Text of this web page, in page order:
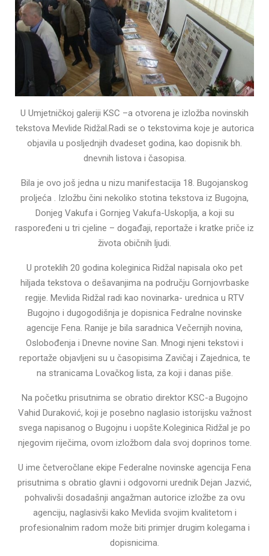
U Umjetničkoj galeriji KSC –a otvorena je izložba novinskih
tekstova Mevlide Ridžal.Radi se o tekstovima koje je autorica
objavila u posljednjih dvadeset godina, kao dopisnik bh.
dnevnih listova i časopisa.
Bila je ovo još jedna u nizu manifestacija 18. Bugojanskog
proljeća . Izložbu čini nekoliko stotina tekstova iz Bugojna,
Donjeg Vakufa i Gornjeg Vakufa-Uskoplja, a koji su
raspoređeni u tri cjeline – događaji, reportaže i kratke priče iz
života običnih ljudi.
U proteklih 20 godina koleginica Ridžal napisala oko pet
hiljada tekstova o dešavanjima na području Gornjovrbaske
regije. Mevlida Ridžal radi kao novinarka- urednica u RTV
Bugojno i dugogodišnja je dopisnica Fedralne novinske
agencije Fena. Ranije je bila saradnica Večernjih novina,
Oslobođenja i Dnevne novine San. Mnogi njeni tekstovi i
reportaže objavljeni su u časopisima Zavičaj i Zajednica, te
na stranicama Lovačkog lista, za koji i danas piše.
Na početku prisutnima se obratio direktor KSC-a Bugojno
Vahid Duraković, koji je posebno naglasio istorijsku važnost
svega napisanog o Bugojnu i uopšte.Koleginica Ridžal je po
njegovim riječima, ovom izložbom dala svoj doprinos tome.
U ime četveročlane ekipe Federalne novinske agencija Fena
prisutnima s obratio glavni i odgovorni urednik Dejan Jazvić,
pohvalivši dosadašnji angažman autorice izložbe za ovu
agenciju, naglasivši kako Mevlida svojim kvalitetom i
profesionalnim radom može biti primjer drugim kolegama i
dopisnicima.